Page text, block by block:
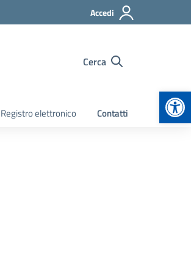
Accedi
Cerca
Registro elettronico Contatti